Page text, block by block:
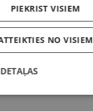
PIEKRIST VISIEM
NO VISIEM